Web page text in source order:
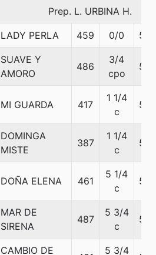
Prep. L. URBINA H.
LADY PERLA 459 0/0 55
SUAVE Y
AMORO
486
3/4
cpo
55
MI GUARDA 417
1 1/4
c
55
DOMINGA
MISTE
387
1 1/4
c
55
DOÑA ELENA 461
5 1/4
c
55
MAR DE
SIRENA
487
5 3/4
c
55
CAMBIO DE 5 3/4